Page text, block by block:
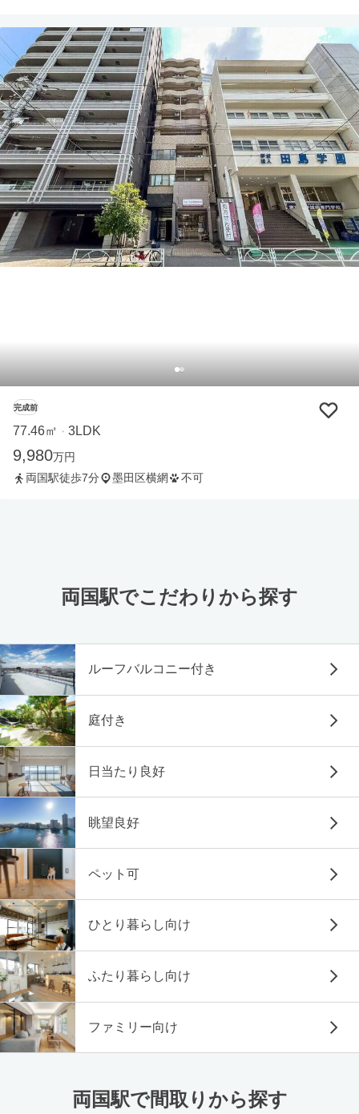
完成前
77.46㎡ ・ 3LDK
9,980万円
両国駅徒歩7分
墨田区横網 不可
両国駅でこだわりから探す
ルーフバルコニー付き
庭付き
日当たり良好
眺望良好
ペット可
ひとり暮らし向け
ふたり暮らし向け
ファミリー向け
両国駅で間取りから探す